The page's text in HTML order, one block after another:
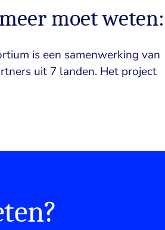
moet weten:
is een samenwerking van
uit 7 landen. Het project